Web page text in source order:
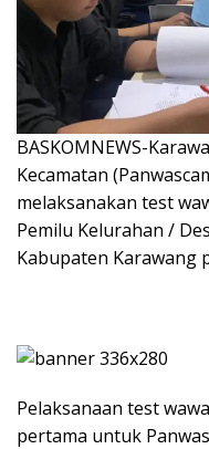
BASKOMNEWS-
Kecamatan
melaksanakan test
Pemilu Kelurahan /
Kabupaten Karawang
Pelaksanaan test
pertama untuk